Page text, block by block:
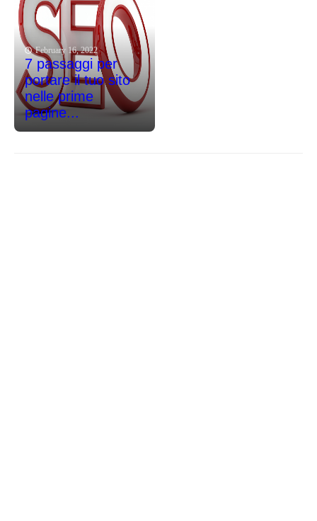
February 16, 2022
7 passaggi per
portare il tuo sito
nelle prime
pagine...